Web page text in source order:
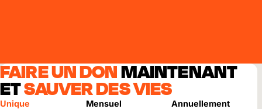
FAIRE UN DON MAINTENANT
ETSAUVER DES VIES
Unique Mensuel Annuellement